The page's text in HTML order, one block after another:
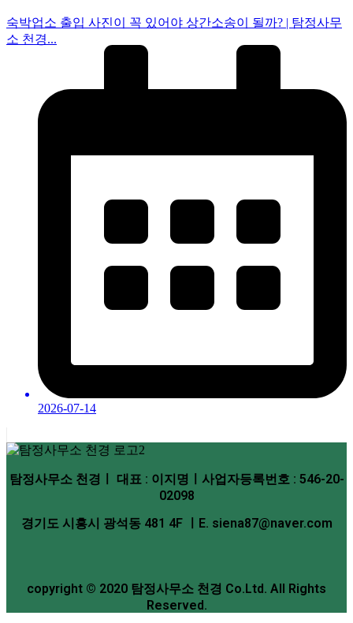
숙박업소 출입 사진이 꼭 있어야 상간소송이 될까? | 탐정사무
소 천경...
2026-07-14
탐정사무소 천경ㅣ 대표 : 이지명ㅣ사업자등록번호 : 546-20-
02098
경기도 시흥시 광석동 481 4F ㅣE. siena87@naver.com
copyright © 2020 탐정사무소 천경 Co.Ltd. All Rights
Reserved.